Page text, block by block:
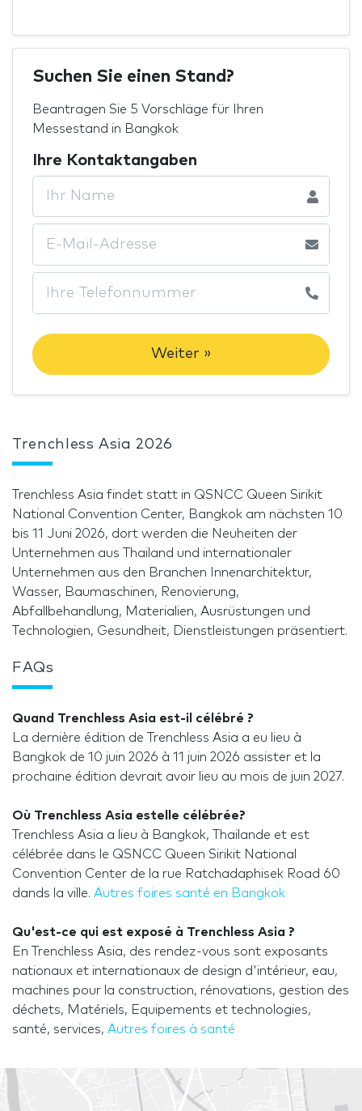
Suchen Sie einen Stand?
Beantragen Sie 5 Vorschläge für Ihren
Messestand in Bangkok
Ihre Kontaktangaben
Weiter »
Trenchless Asia 2026
Trenchless Asia findet statt in QSNCC Queen Sirikit
National Convention Center, Bangkok am nächsten 10
bis 11 Juni 2026, dort werden die Neuheiten der
Unternehmen aus Thailand und internationaler
Unternehmen aus den Branchen Innenarchitektur,
Wasser, Baumaschinen, Renovierung,
Abfallbehandlung, Materialien, Ausrüstungen und
Technologien, Gesundheit, Dienstleistungen präsentiert.
FAQs
Quand Trenchless Asia est-il célébré ?
La dernière édition de Trenchless Asia a eu lieu à
Bangkok de 10 juin 2026 à 11 juin 2026 assister et la
prochaine édition devrait avoir lieu au mois de juin 2027.
Où Trenchless Asia estelle célébrée?
Trenchless Asia a lieu à Bangkok, Thailande et est
célébrée dans le QSNCC Queen Sirikit National
Convention Center de la rue Ratchadaphisek Road 60
dands la ville. Autres foires santé en Bangkok
Qu'est-ce qui est exposé à Trenchless Asia ?
En Trenchless Asia, des rendez-vous sont exposants
nationaux et internationaux de design d'intérieur, eau,
machines pour la construction, rénovations, gestion des
déchets, Matériels, Equipements et technologies,
santé, services, Autres foires à santé